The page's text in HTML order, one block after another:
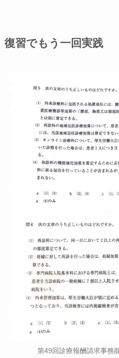
復習でもう一回実践
第49回診療報酬請求事務